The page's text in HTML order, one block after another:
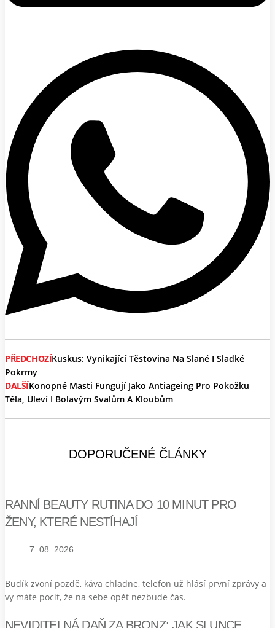
PŘEDCHOZÍKuskus: Vynikající Těstovina Na Slané I Sladké
Pokrmy
DALŠÍKonopné Masti Fungují Jako Antiageing Pro Pokožku
Těla, Uleví I Bolavým Svalům A Kloubům
DOPORUČENÉ ČLÁNKY
RANNÍ BEAUTY RUTINA DO 10 MINUT PRO
ŽENY, KTERÉ NESTÍHAJÍ
7. 08. 2026
Budík zvoní pozdě, káva chladne, telefon už hlásí první zprávy a
vy máte pocit, že na sebe opět nezbude čas.
NEVIDITELNÁ DAŇ ZA BRONZ: JAK SLUNCE